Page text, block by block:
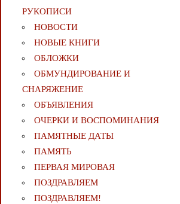
РУКОПИСИ
НОВОСТИ
НОВЫЕ КНИГИ
ОБЛОЖКИ
ОБМУНДИРОВАНИЕ И
СНАРЯЖЕНИЕ
ОБЪЯВЛЕНИЯ
ОЧЕРКИ И ВОСПОМИНАНИЯ
ПАМЯТНЫЕ ДАТЫ
ПАМЯТЬ
ПЕРВАЯ МИРОВАЯ
ПОЗДРАВЛЯЕМ
ПОЗДРАВЛЯЕМ!